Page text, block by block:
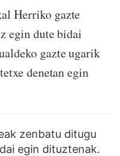
Herriko gazte
egin dute bidai
gazte ugarik
denetan egin
zenbatu ditugu
egin dituztenak.